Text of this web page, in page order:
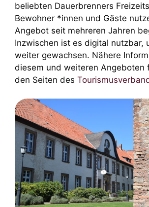
beliebten Dauerbrenners
Bewohner *innen und Gäste
Angebot seit mehreren Jahren
Inzwischen ist es digital nutzbar,
weiter gewachsen. Nähere
diesem und weiteren Angeboten
den Seiten des